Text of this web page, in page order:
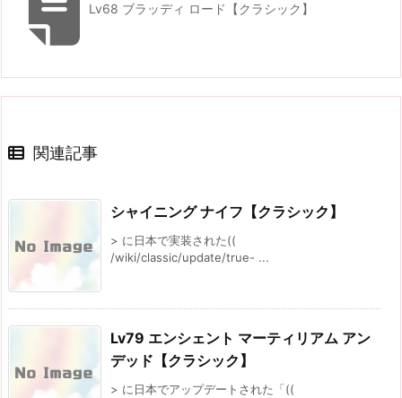
Lv68 ブラッディ ロード【クラシック】
関連記事
シャイニング ナイフ【クラシック】
> に日本で実装された((
/wiki/classic/update/true- ...
Lv79 エンシェント マーティリアム アン
デッド【クラシック】
> に日本でアップデートされた「((